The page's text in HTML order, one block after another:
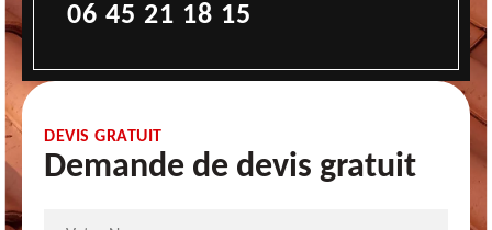
06 45 21 18 15
DEVIS GRATUIT
Demande de devis gratuit